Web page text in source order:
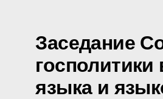
Заседание
языка и